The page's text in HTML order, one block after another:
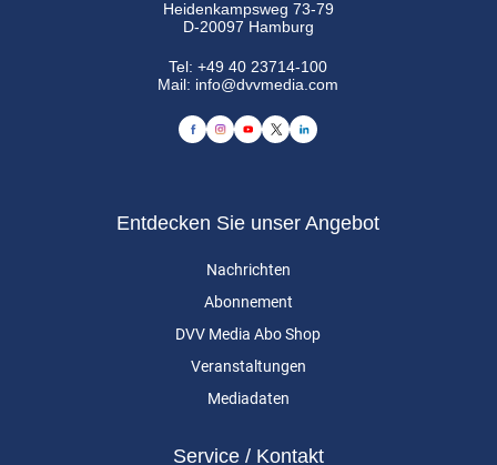
Heidenkampsweg 73-79
D-20097 Hamburg
Tel:+49 40 23714-100
Mail: info@dvvmedia.com
Entdecken Sie unser Angebot
Nachrichten
Abonnement
DVV Media Abo Shop
Veranstaltungen
Mediadaten
Service / Kontakt